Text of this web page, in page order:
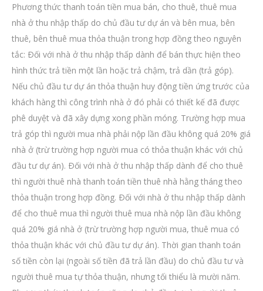
Phương thức thanh toán tiền mua bán, cho thuê, thuê mua
nhà ở thu nhập thấp do chủ đầu tư dự án và bên mua, bên
thuê, bên thuê mua thỏa thuận trong hợp đồng theo nguyên
tắc: Ðối với nhà ở thu nhập thấp dành để bán thực hiện theo
hình thức trả tiền một lần hoặc trả chậm, trả dần (trả góp).
Nếu chủ đầu tư dự án thỏa thuận huy động tiền ứng trước của
khách hàng thì công trình nhà ở đó phải có thiết kế đã được
phê duyệt và đã xây dựng xong phần móng. Trường hợp mua
trả góp thì người mua nhà phải nộp lần đầu không quá 20% giá
nhà ở (trừ trường hợp người mua có thỏa thuận khác với chủ
đầu tư dự án). Ðối với nhà ở thu nhập thấp dành để cho thuê
thì người thuê nhà thanh toán tiền thuê nhà hằng tháng theo
thỏa thuận trong hợp đồng. Ðối với nhà ở thu nhập thấp dành
để cho thuê mua thì người thuê mua nhà nộp lần đầu không
quá 20% giá nhà ở (trừ trường hợp người mua, thuê mua có
thỏa thuận khác với chủ đầu tư dự án). Thời gian thanh toán
số tiền còn lại (ngoài số tiền đã trả lần đầu) do chủ đầu tư và
người thuê mua tự thỏa thuận, nhưng tối thiểu là mười năm.